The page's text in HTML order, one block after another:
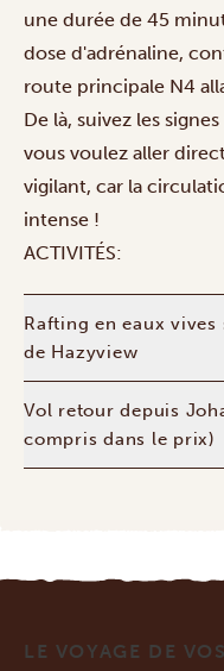
une durée de 45
dose d'adrénaline,
route principale N4
De là, suivez les
vous voulez aller
vigilant, car la
intense !
ACTIVITÉS:
Rafting en eaux
de Hazyview
Vol retour depuis
compris dans le prix)
LE VOYAGE DE